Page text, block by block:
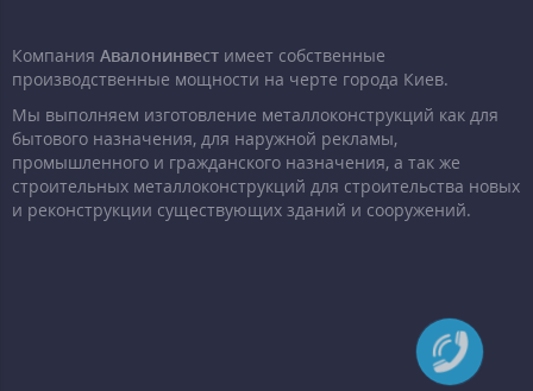
Компания Авалонинвест имеет собственные
производственные мощности на черте города Киев.
Мы выполняем изготовление металлоконструкций как для
бытового назначения, для наружной рекламы,
промышленного и гражданского назначения, а так же
строительных металлоконструкций для строительства новых
и реконструкции существующих зданий и сооружений.